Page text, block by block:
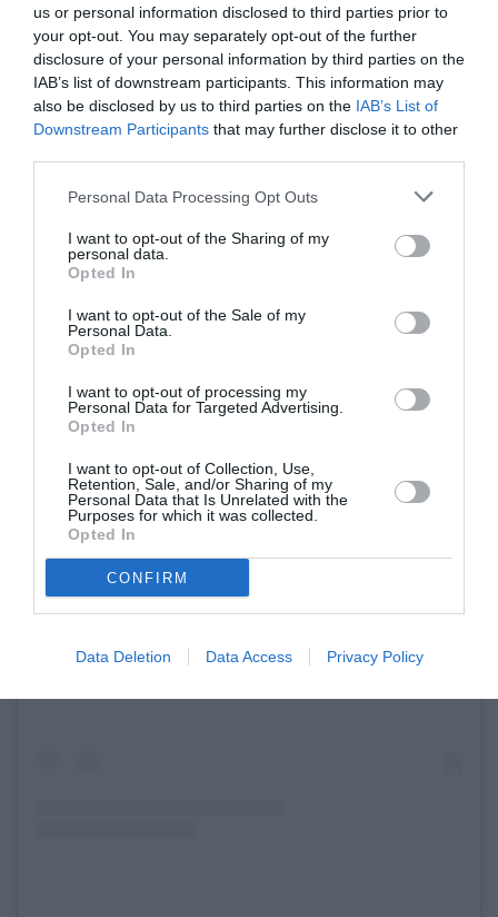
us or personal information disclosed to third parties prior to
your opt-out. You may separately opt-out of the further
disclosure of your personal information by third parties on the
IAB’s list of downstream participants. This information may
also be disclosed by us to third parties on the IAB’s List of
Downstream Participants that may further disclose it to other
Personal Data Processing Opt Outs
I want to opt-out of the Sharing of my
personal data.
Opted In
I want to opt-out of the Sale of my
Personal Data.
Opted In
I want to opt-out of processing my
Personal Data for Targeted Advertising.
Opted In
I want to opt-out of Collection, Use,
Retention, Sale, and/or Sharing of my
Personal Data that Is Unrelated with the
Purposes for which it was collected.
Opted In
CONFIRM
Data Deletion Data Access Privacy Policy
γιο της, Άγγελο, να περπατά και την ίδια να
φωτογραφίζεται και να συνομιλεί με τις
δικηγόρους της.